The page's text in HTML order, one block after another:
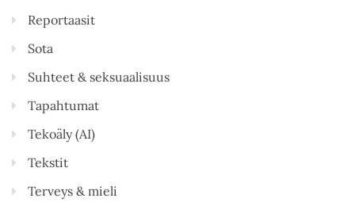
Reportaasit
Sota
Suhteet & seksuaalisuus
Tapahtumat
Tekoäly (AI)
Tekstit
Terveys & mieli